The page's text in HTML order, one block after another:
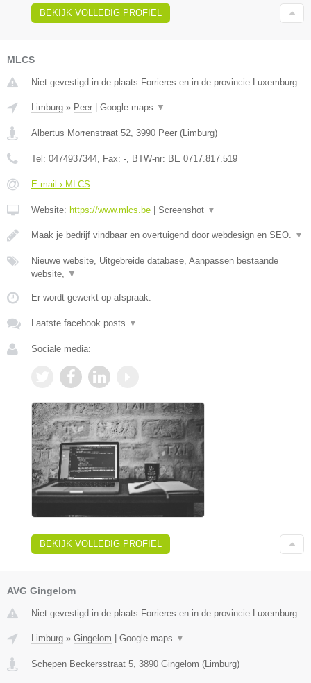
BEKIJK VOLLEDIG PROFIEL
MLCS
Niet gevestigd in de plaats Forrieres en in de provincie Luxemburg.
Limburg » Peer Google maps ▼
Albertus Morrenstraat 52, 3990 Peer (Limburg)
Tel: 0474937344, Fax: -, BTW-nr: BE 0717.817.519
E-mail › MLCS
Website: https://www.mlcs.be Screenshot ▼
Maak je bedrijf vindbaar en overtuigend door webdesign en SEO. ▼
Nieuwe website, Uitgebreide database, Aanpassen bestaande
website, ▼
Er wordt gewerkt op afspraak.
Laatste facebook posts ▼
Sociale media:
BEKIJK VOLLEDIG PROFIEL
AVG Gingelom
Niet gevestigd in de plaats Forrieres en in de provincie Luxemburg.
Limburg » Gingelom Google maps ▼
Schepen Beckersstraat 5 3890 Gingelom ( Limburg)